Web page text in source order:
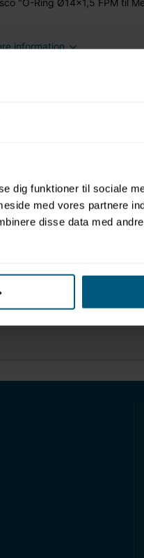
dig funktioner til sociale
med vores partnere
disse data med
"O-Ring Ø14x1,5 FPM til
information